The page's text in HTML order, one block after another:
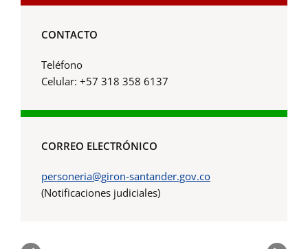
CONTACTO
Teléfono
Celular: +57 318 358 6137
CORREO ELECTRÓNICO
personeria@giron-santander.gov.co
(Notificaciones judiciales)